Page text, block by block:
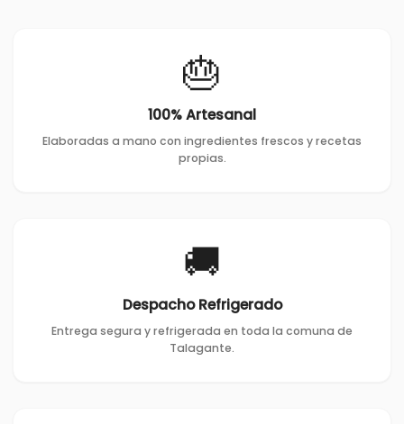
🎂
100% Artesanal
Elaboradas a mano con ingredientes frescos y recetas
propias.
🚚
Despacho Refrigerado
Entrega segura y refrigerada en toda la comuna de
Talagante.